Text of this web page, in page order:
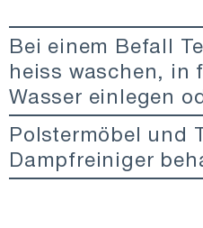
Bei einem Befall
heiss waschen, in
Wasser einlegen
Polstermöbel und
Dampfreiniger